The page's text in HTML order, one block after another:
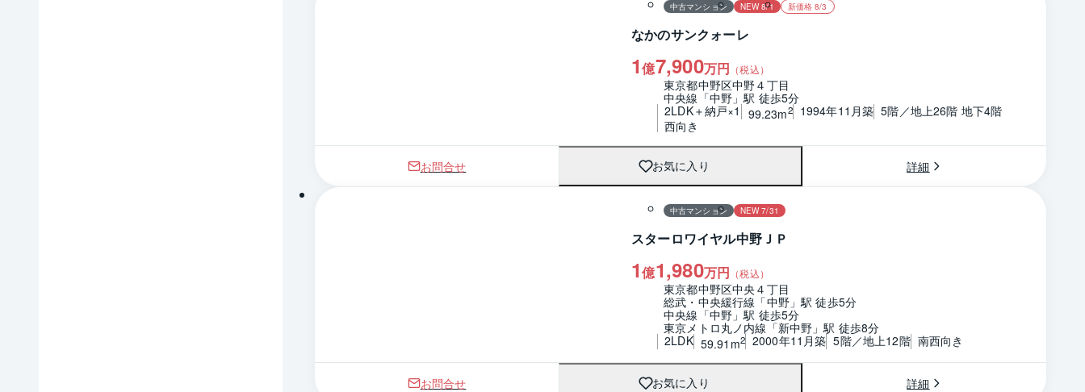
中古マンション NEW 8/1 新価格 8/3
なかのサンクォーレ
1億7,900万円 （税込）
東京都中野区中野４丁目
中央線「中野」駅 徒歩5分
2LDK＋納戸×1
99.23m2 1994年11月築 5階／地上26階 地下4階
西向き
お問合せ お気に入り 詳細
中古マンション NEW 7/31
スターロワイヤル中野ＪＰ
1億1,980万円 （税込）
東京都中野区中央４丁目
総武・中央緩行線「中野」駅 徒歩5分
中央線「中野」駅 徒歩5分
東京メトロ丸ノ内線「新中野」駅 徒歩8分
2LDK 59.91m2 2000年11月築 5階／地上12階 南西向き
お問合せ お気に入り 詳細